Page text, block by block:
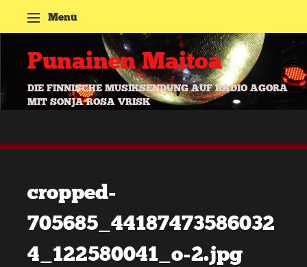
Menü
Zum Inhalt springen
Punainen Maitoa
DIE FINNISCHE MUSIKSENDUNG AUF RADIO AGORA
MIT SONJA ROSA VRISK
cropped-
705685_44187473586032
4_122580041_o-2.jpg